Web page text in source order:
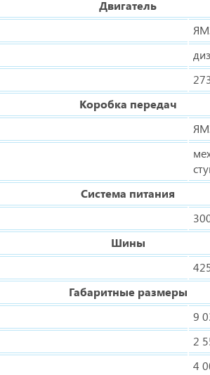
Двигатель
Коробка передач
Система питания
Шины
Габаритные размеры
9
2
4